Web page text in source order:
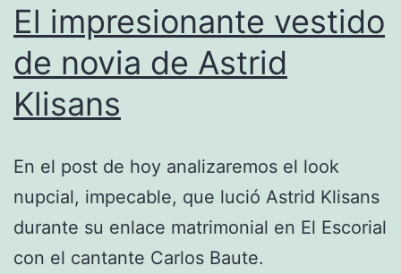
El impresionante vestido
de novia de Astrid
Klisans
En el post de hoy analizaremos el look
nupcial, impecable, que lució Astrid Klisans
durante su enlace matrimonial en El Escorial
con el cantante Carlos Baute.